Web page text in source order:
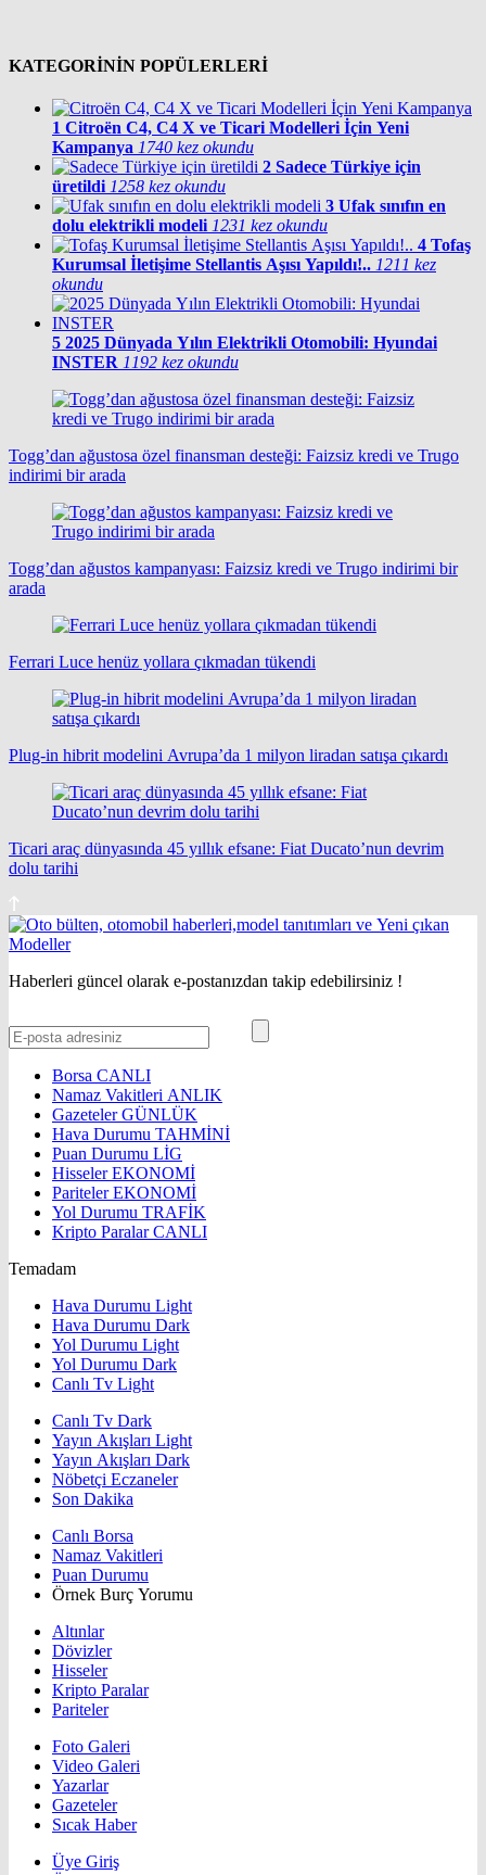
KATEGORİNİN POPÜLERLERİ
1 Citroën C4, C4 X ve Ticari Modelleri İçin Yeni
Kampanya 1740 kez okundu
2 Sadece Türkiye için
üretildi 1258 kez okundu
3 Ufak sınıfın en
dolu elektrikli modeli 1231 kez okundu
4 Tofaş
Kurumsal İletişime Stellantis Aşısı Yapıldı!.. 1211 kez
okundu
5 2025 Dünyada Yılın Elektrikli Otomobili: Hyundai
INSTER 1192 kez okundu
Togg’dan ağustosa özel finansman desteği: Faizsiz kredi ve Trugo
indirimi bir arada
Togg’dan ağustos kampanyası: Faizsiz kredi ve Trugo indirimi bir
arada
Ferrari Luce henüz yollara çıkmadan tükendi
Plug-in hibrit modelini Avrupa’da 1 milyon liradan satışa çıkardı
Ticari araç dünyasında 45 yıllık efsane: Fiat Ducato’nun devrim
dolu tarihi
Haberleri güncel olarak e-postanızdan takip edebilirsiniz !
Borsa CANLI
Namaz Vakitleri ANLIK
GazetelerGÜNLÜK
Hava Durumu TAHMİNİ
Puan Durumu LİG
HisselerEKONOMİ
ParitelerEKONOMİ
Yol Durumu TRAFİK
Kripto ParalarCANLI
Temadam
Hava Durumu Light
Hava Durumu Dark
Yol Durumu Light
Yol Durumu Dark
Canlı Tv Light
Canlı Tv Dark
Yayın Akışları Light
Yayın Akışları Dark
Nöbetçi Eczaneler
Son Dakika
Canlı Borsa
Namaz Vakitleri
Puan Durumu
Örnek Burç Yorumu
Altınlar
Dövizler
Hisseler
Kripto Paralar
Pariteler
Foto Galeri
Video Galeri
Yazarlar
Gazeteler
Sıcak Haber
Üye Giriş